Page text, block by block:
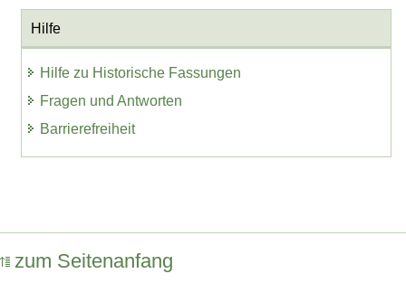
Hilfe
Hilfe zu Historische Fassungen
Fragen und Antworten
Barrierefreiheit
zum Seitenanfang